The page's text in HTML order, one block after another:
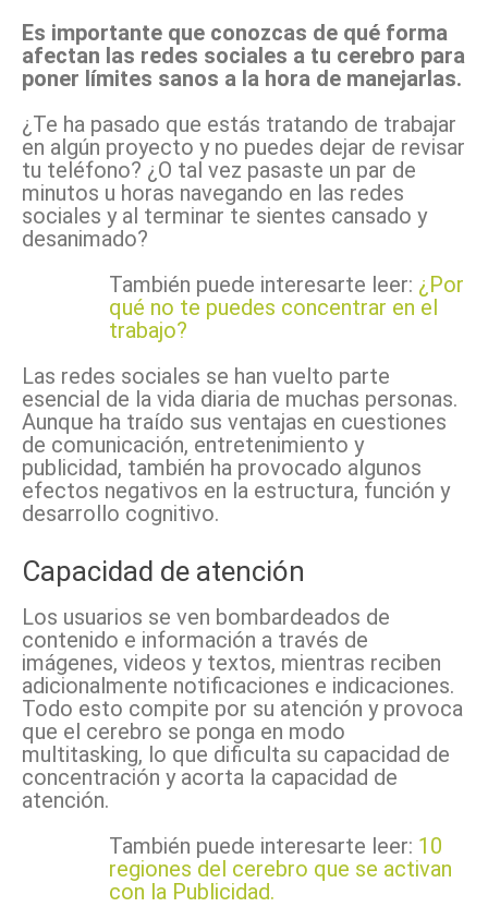
Es importante que conozcas de qué forma
afectan las redes sociales a tu cerebro para
poner límites sanos a la hora de manejarlas.
¿Te ha pasado que estás tratando de trabajar
en algún proyecto y no puedes dejar de revisar
tu teléfono? ¿O tal vez pasaste un par de
minutos u horas navegando en las redes
sociales y al terminar te sientes cansado y
desanimado?
También puede interesarte leer: ¿Por
qué no te puedes concentrar en el
trabajo?
Las redes sociales se han vuelto parte
esencial de la vida diaria de muchas personas.
Aunque ha traído sus ventajas en cuestiones
de comunicación, entretenimiento y
publicidad, también ha provocado algunos
efectos negativos en la estructura, función y
desarrollo cognitivo.
Capacidad de atención
Los usuarios se ven bombardeados de
contenido e información a través de
imágenes, videos y textos, mientras reciben
adicionalmente notificaciones e indicaciones.
Todo esto compite por su atención y provoca
que el cerebro se ponga en modo
multitasking, lo que dificulta su capacidad de
concentración y acorta la capacidad de
atención.
También puede interesarte leer: 10
regiones del cerebro que se activan
con la Publicidad.